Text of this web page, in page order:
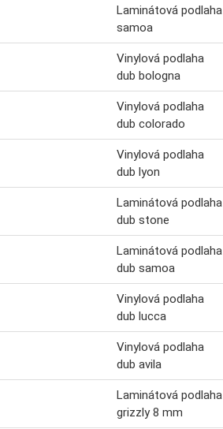
Laminátová podlaha
samoa
Vinylová podlaha
dub bologna
Vinylová podlaha
dub colorado
Vinylová podlaha
dub lyon
Laminátová podlaha
dub stone
Laminátová podlaha
dub samoa
Vinylová podlaha
dub lucca
Vinylová podlaha
dub avila
Laminátová podlaha
grizzly 8 mm